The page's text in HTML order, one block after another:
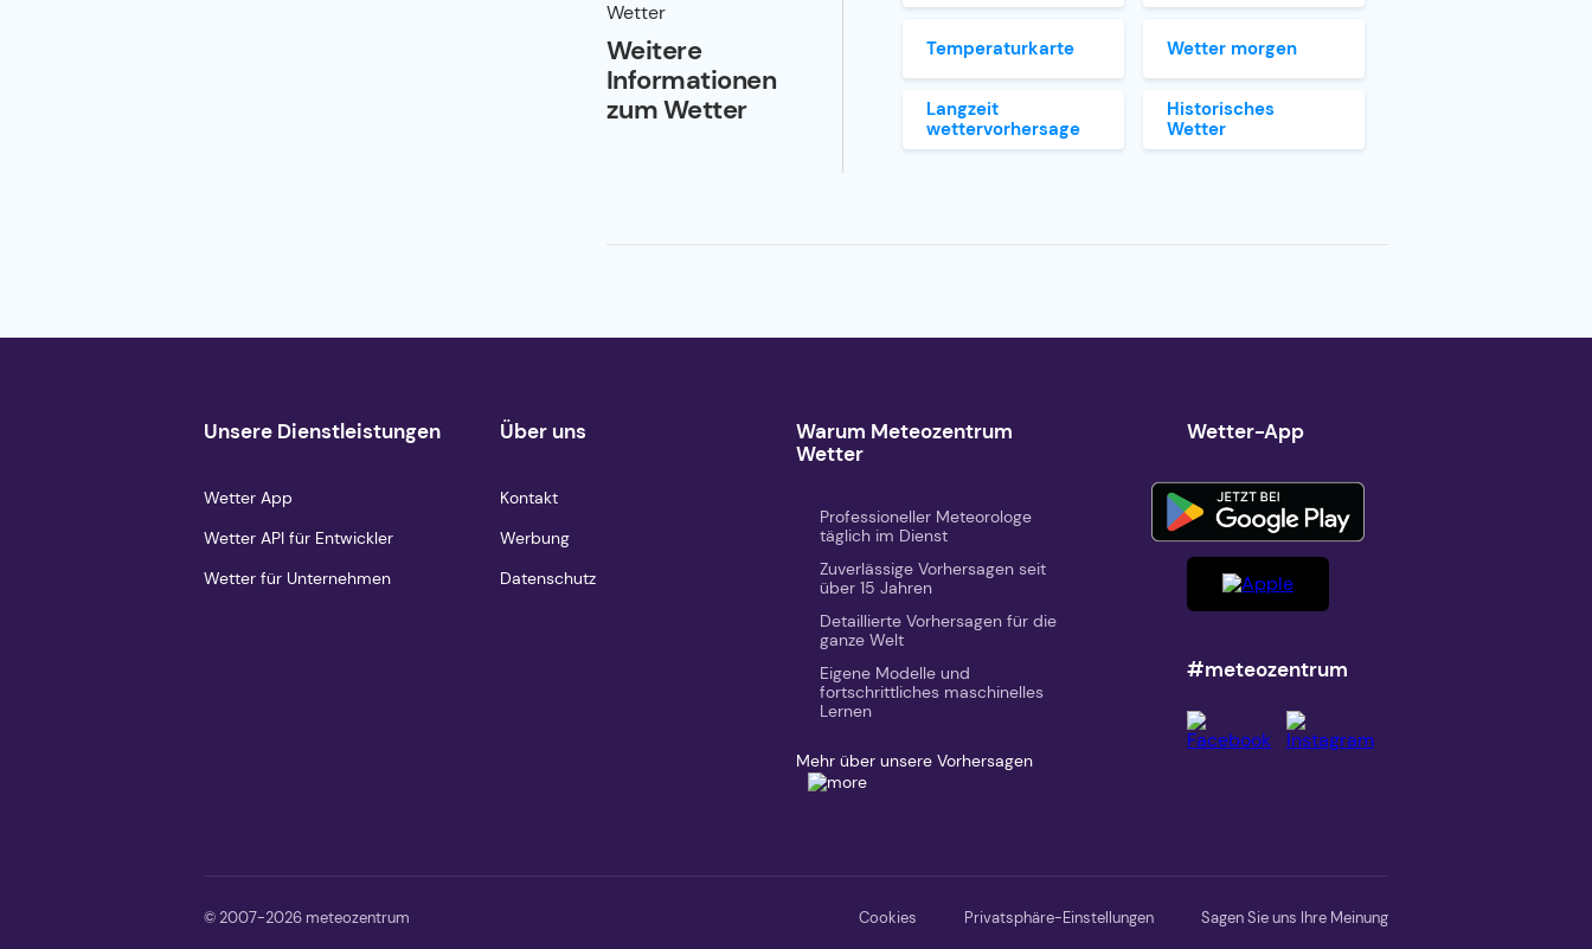
Weitere
Informationen
zum Wetter
Temperaturkarte
Langzeit
wettervorhersage
Wetter morgen
Historisches
Wetter
Unsere Dienstleistungen
Wetter App
Wetter API für Entwickler
Wetter für Unternehmen
Über uns
Kontakt
Werbung
Datenschutz
Warum Meteozentrum
Wetter
Professioneller Meteorologe
täglich im Dienst
Zuverlässige Vorhersagen seit
über 15 Jahren
Detaillierte Vorhersagen für die
ganze Welt
Eigene Modelle und
fortschrittliches maschinelles
Lernen
Mehr über unsere Vorhersagen
Wetter-App
#meteozentrum
© 2007-2026 meteozentrum Cookies Privatsphäre-Einstellungen Sagen Sie uns Ihre Meinung